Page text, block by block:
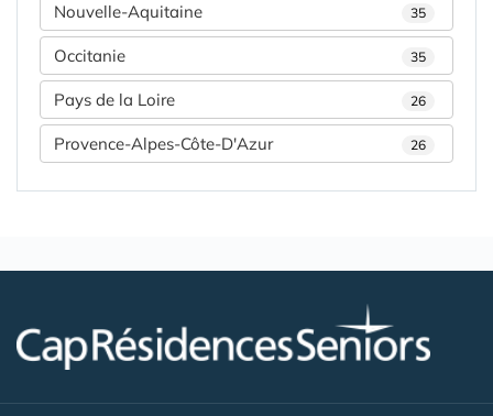
Nouvelle-Aquitaine 35
Occitanie 35
Pays de la Loire 26
Provence-Alpes-Côte-D'Azur 26